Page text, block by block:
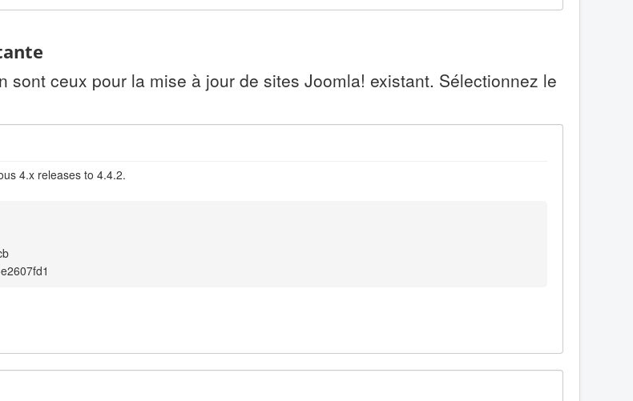
ceux pour la mise à jour de sites Joomla! existant. Sélectionnez le
4.x releases to 4.4.2.